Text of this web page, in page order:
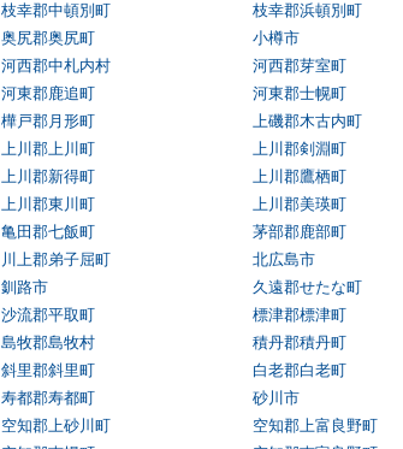
枝幸郡中頓別町 枝幸郡浜頓別町
奥尻郡奥尻町 小樽市
河西郡中札内村 河西郡芽室町
河東郡鹿追町 河東郡士幌町
樺戸郡月形町 上磯郡木古内町
上川郡上川町 上川郡剣淵町
上川郡新得町 上川郡鷹栖町
上川郡東川町 上川郡美瑛町
亀田郡七飯町 茅部郡鹿部町
川上郡弟子屈町 北広島市
釧路市 久遠郡せたな町
沙流郡平取町 標津郡標津町
島牧郡島牧村 積丹郡積丹町
斜里郡斜里町 白老郡白老町
寿都郡寿都町 砂川市
空知郡上砂川町 空知郡上富良野町